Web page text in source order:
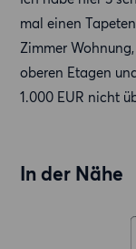
mal einen
Zimmer
oberen Etagen
1.000 EUR nicht
In der Nähe